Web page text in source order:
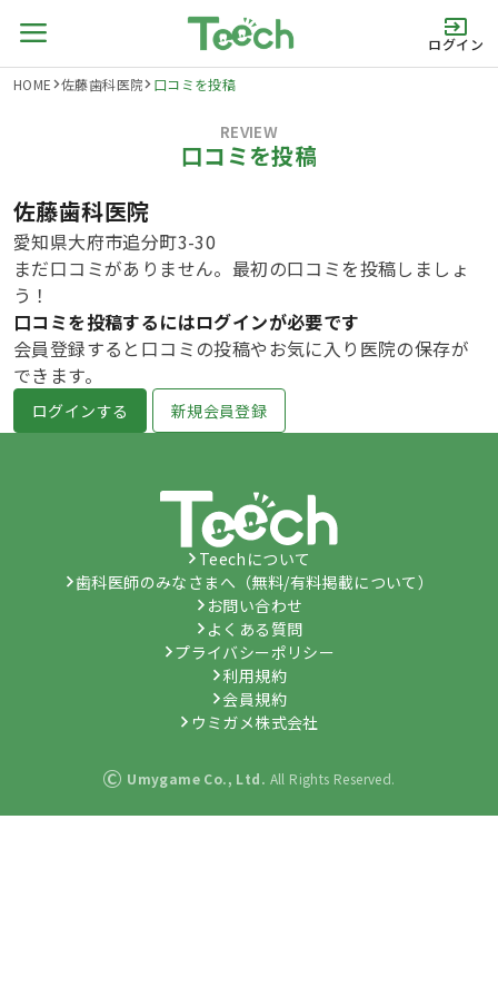
ログイン
HOME 佐藤歯科医院 口コミを投稿
REVIEW
口コミを投稿
佐藤歯科医院
愛知県大府市追分町3-30
まだ口コミがありません。最初の口コミを投稿しましょ
う！
口コミを投稿するにはログインが必要です
会員登録すると口コミの投稿やお気に入り医院の保存が
できます。
ログインする 新規会員登録
Teechについて
歯科医師のみなさまへ（無料/有料掲載について）
お問い合わせ
よくある質問
プライバシーポリシー
利用規約
会員規約
ウミガメ株式会社
© Umygame Co., Ltd. All Rights Reserved.